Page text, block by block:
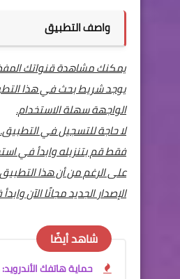
واصف التطبيق
يمكنك مشاهدة قنواتك
يوجد شريط بحث في هذا
الواجهة سهلة الاستخدام.
لا حاجة للتسجيل في التطبيق.
فقط قم بتنزيله وابدأ في
على الرغم من أن هذا
الإصدار الجديد مجانًا الآن
شاهد أيضًا
حماية هاتفك